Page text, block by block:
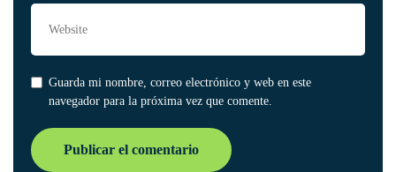
Guarda mi nombre, correo electrónico y web en este
navegador para la próxima vez que comente.